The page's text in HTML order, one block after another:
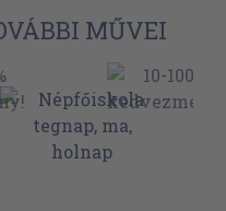
MŰVEI